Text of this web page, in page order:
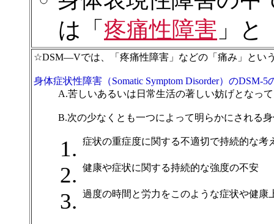
は「 疼痛性障害 」と
☆DSM—Vでは、「疼痛性障害」などの「痛み」とい
身体症状性障害（Somatic Symptom Disorder）のDSM-5
A.苦しいあるいは日常生活の著しい妨げとなっ
B.次の少なくとも一つによって明らかにされる
症状の重症度に関する不適切で持続的な考
健康や症状に関する持続的な強度の不安
過度の時間と労力をこのような症状や健